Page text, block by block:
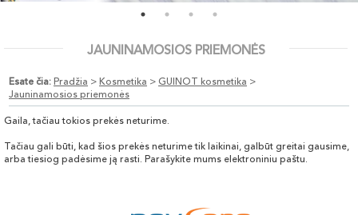
JAUNINAMOSIOS PRIEMONĖS
Esate čia:Pradžia >Kosmetika > GUINOT kosmetika >
Jauninamosios priemonės
Gaila, tačiau tokios prekės neturime.
Tačiau gali būti, kad šios prekės neturime tik laikinai, galbūt greitai gausime,
arba tiesiog padėsime ją rasti. Parašykite mums elektroniniu paštu.